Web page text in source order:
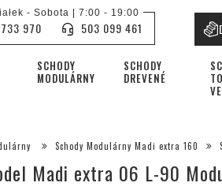
SCHODY
MODULÁRNY
SCHODY
DREVENÉ
- Sobota | 7:00 - 19:00
970 503 099 461
Schody Modulárny Madi extra 160
Madi extra 06 L-90